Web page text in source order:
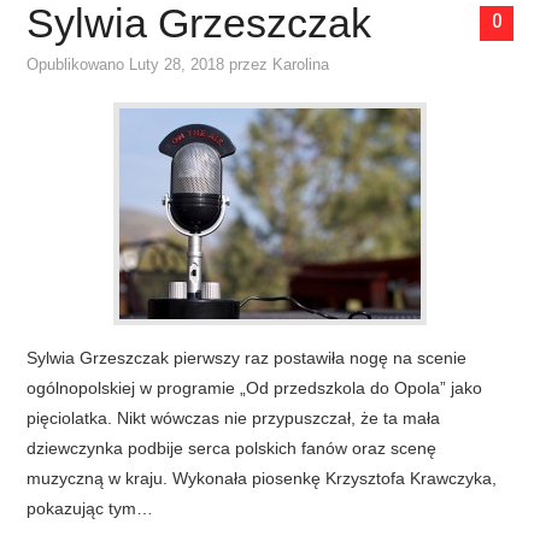
0
Sylwia Grzeszczak
Opublikowano Luty 28, 2018 przez Karolina
Sylwia Grzeszczak pierwszy raz postawiła nogę na scenie
ogólnopolskiej w programie „Od przedszkola do Opola” jako
pięciolatka. Nikt wówczas nie przypuszczał, że ta mała
dziewczynka podbije serca polskich fanów oraz scenę
muzyczną w kraju. Wykonała piosenkę Krzysztofa Krawczyka,
pokazując tym…